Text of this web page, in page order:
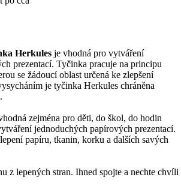
Herkules je vhodná pro vytváření
prezentací. Tyčinka pracuje na principu
se žádoucí oblast určená ke zlepšení
je tyčinka Herkules chráněna
zejména pro děti, do škol, do hodin
jednoduchých papírových prezentací.
papíru, tkanin, korku a dalších savých
z lepených stran. Ihned spojte a nechte chvíli